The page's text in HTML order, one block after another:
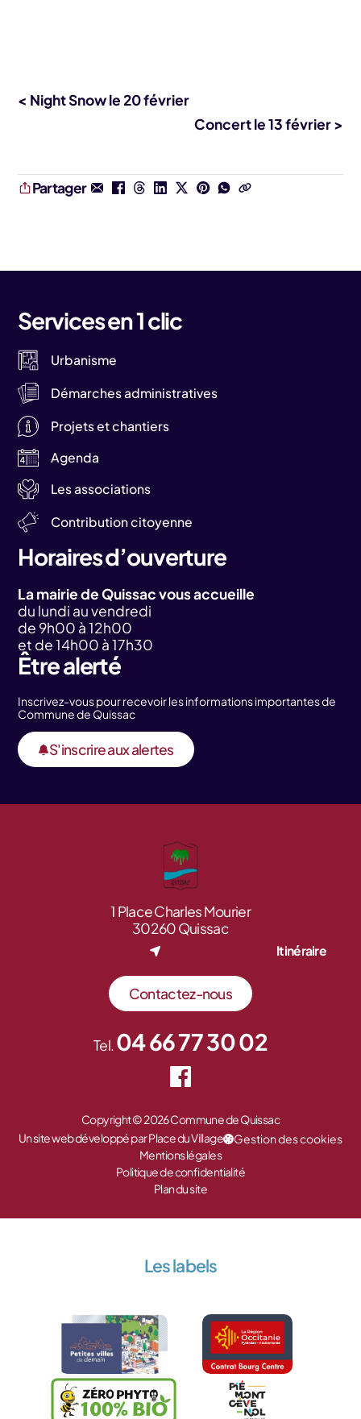
< Night Snow le 20 février
Concert le 13 février >
Partager
Services en 1 clic
Urbanisme
Démarches administratives
Projets et chantiers
Agenda
Les associations
Contribution citoyenne
Horaires d’ouverture
La mairie de Quissac vous accueille
du lundi au vendredi
de 9h00 à 12h00
et de 14h00 à 17h30
Être alerté
Inscrivez-vous pour recevoir les informations importantes de
Commune de Quissac
S'inscrire aux alertes
1 Place Charles Mourier
30260 Quissac
Itinéraire
Contactez-nous
Tel.04 66 77 30 02
Copyright © 2026 Commune de Quissac
Un site web développé par Place du Village
Gestion des cookies
Mentions légales
Politique de confidentialité
Plan du site
Les labels